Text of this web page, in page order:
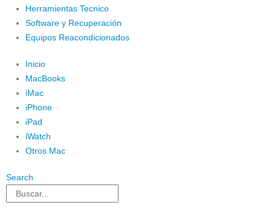
Herramientas Tecnico
Software y Recuperación
Equipos Reacondicionados
Inicio
MacBooks
iMac
iPhone
iPad
iWatch
Otros Mac
Search